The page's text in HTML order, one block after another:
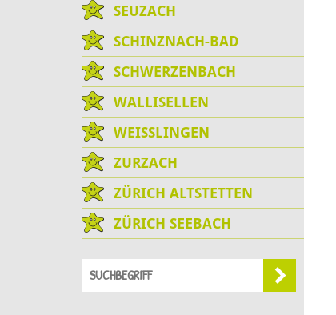
SEUZACH
SCHINZNACH-BAD
SCHWERZENBACH
WALLISELLEN
WEISSLINGEN
ZURZACH
ZÜRICH ALTSTETTEN
ZÜRICH SEEBACH